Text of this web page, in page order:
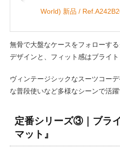
World) 新品 /
無骨で大盤なケースをフォローす
デザインと、フィット感はブライト
ヴィンテージシックなスーツコー
な普段使いなど多様なシーンで活躍
定番シリーズ③｜ブラ
マット』